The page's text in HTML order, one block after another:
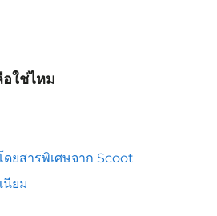
ใช่ไหม
ยสารพิเศษจาก Scoot
นียม